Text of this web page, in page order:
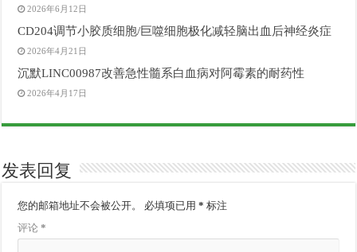
2026年6月12日
CD204调节小胶质细胞/巨噬细胞极化减轻脑出血后神经炎症
2026年4月21日
沉默LINC00987改善急性髓系白血病对阿霉素的耐药性
2026年4月17日
发表回复
您的邮箱地址不会被公开。 必填项已用* 标注
评论*